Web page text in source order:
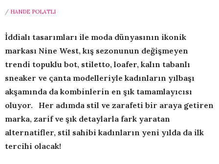
/ HANDE POLATLI
İddialı tasarımları ile moda dünyasının ikonik
markası Nine West, kış sezonunun değişmeyen
trendi topuklu bot, stiletto, loafer, kalın tabanlı
sneaker ve çanta modelleriyle kadınların yılbaşı
akşamında da kombinlerin en şık tamamlayıcısı
oluyor. Her adımda stil ve zarafeti bir araya getiren
marka, zarif ve şık detaylarla fark yaratan
alternatifler, stil sahibi kadınların yeni yılda da ilk
tercihi olacak!